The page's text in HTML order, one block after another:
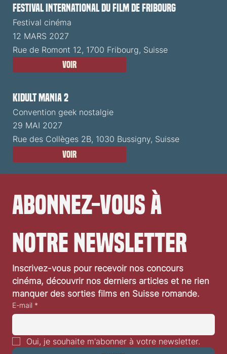
Festival International du Film de Fribourg
Festival cinéma
12 MARS 2027
Rue de Romont 12, 1700 Fribourg, Suisse
Voir
Kidult Mania 2
Convention geek nostalgie
29 MAI 2027
Rue des Collèges 2B, 1030 Bussigny, Suisse
Voir
Abonnez-vous à
notre newsletter
Inscrivez-vous pour recevoir nos concours
cinéma, découvrir nos derniers articles et ne rien
manquer des sorties films en Suisse romande.
E-mail *
Oui, je souhaite m'abonner à votre newsletter.